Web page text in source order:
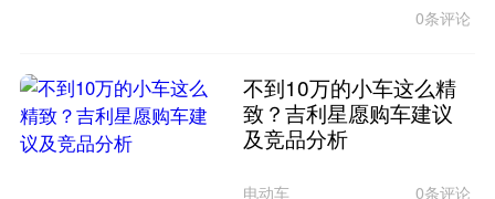
0条评论
不到10万的小车这么精
致？吉利星愿购车建议
及竞品分析
电动车 0条评论